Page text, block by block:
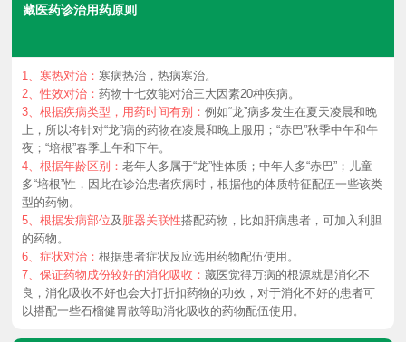
藏医药诊治用药原则
1、寒热对治： 寒病热治，热病寒治。
2、性效对治： 药物十七效能对治三大因素20种疾病。
3、根据疾病类型，用药时间有别： 例如“龙”病多发生在夏天凌晨和晚
上，所以将针对“龙”病的药物在凌晨和晚上服用；“赤巴”秋季中午和午
夜；“培根”春季上午和下午。
4、根据年龄区别： 老年人多属于“龙”性体质；中年人多“赤巴”；儿童
多“培根”性，因此在诊治患者疾病时，根据他的体质特征配伍一些该类
型的药物。
5、根据发病部位及 脏器关联性搭配药物，比如肝病患者，可加入利胆
的药物。
6、症状对治： 根据患者症状反应选用药物配伍使用。
7、保证药物成份较好的消化吸收： 藏医觉得万病的根源就是消化不
良，消化吸收不好也会大打折扣药物的功效，对于消化不好的患者可
以搭配一些石榴健胃散等助消化吸收的药物配伍使用。